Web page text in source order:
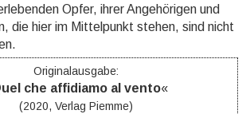
Opfer, ihrer Angehö­rigen und
die hier im Mittel­punkt stehen, sind nicht
Originalausgabe:
che affidiamo al vento«
(2020, Verlag Piemme)